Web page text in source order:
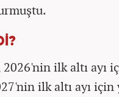
ilk altı ayı
ilk altı ayı